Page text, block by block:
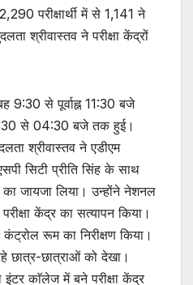
परीक्षार्थी में से 1,141 ने
श्रीवास्तव ने परीक्षा केंद्रों
9:30 से पूर्वाह्न 11:30 बजे
2:30 से 04:30 बजे तक हुई।
श्रीवास्तव ने एडीएम
सिटी प्रीति सिंह के साथ
का जायजा लिया। उन्होंने नेशनल
केंद्र का सत्यापन किया।
कंट्रोल रूम का निरीक्षण किया।
छात्र-छात्राओं को देखा।
काॅलेज में बने परीक्षा केंद्र